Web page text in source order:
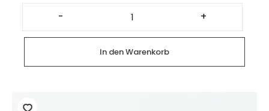
-
Halbe
Laugenbrötchen
Parma-
Schinken
(2
Stück)
Menge
+
In den Warenkorb